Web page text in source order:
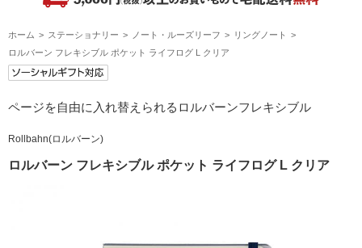
ホーム ステーショナリー ノート・ルーズリーフ
リングノート
ロルバーン フレキシブル ポケット ライフログ L クリア
ページを自由に入れ替えられるロルバーンフレキシブル
Rollbahn(ロルバーン)
ロルバーン フレキシブル ポケット ライフログ L クリア